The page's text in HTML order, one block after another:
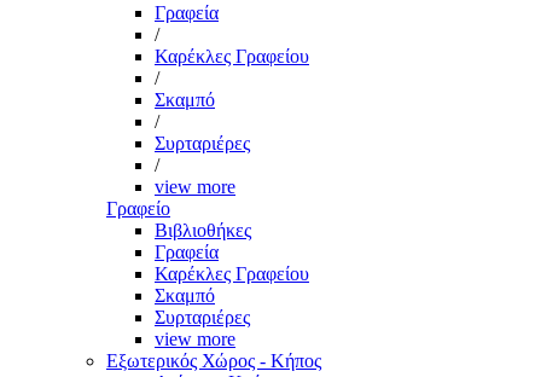
Γραφεία
/
Καρέκλες Γραφείου
/
Σκαμπό
/
Συρταριέρες
/
view more
Γραφείο
Βιβλιοθήκες
Γραφεία
Καρέκλες Γραφείου
Σκαμπό
Συρταριέρες
view more
Εξωτερικός Χώρος - Κήπος